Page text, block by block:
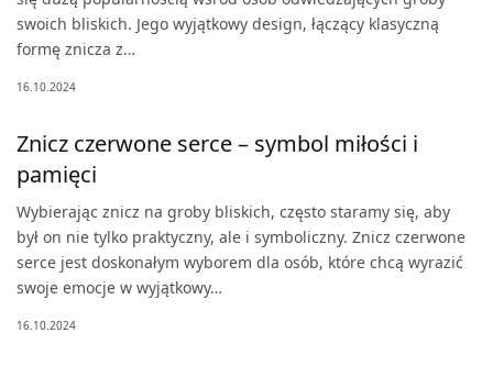
swoich bliskich. Jego wyjątkowy design, łączący klasyczną
formę znicza z…
16.10.2024
Znicz czerwone serce – symbol miłości i
pamięci
Wybierając znicz na groby bliskich, często staramy się, aby
był on nie tylko praktyczny, ale i symboliczny. Znicz czerwone
serce jest doskonałym wyborem dla osób, które chcą wyrazić
swoje emocje w wyjątkowy…
16.10.2024